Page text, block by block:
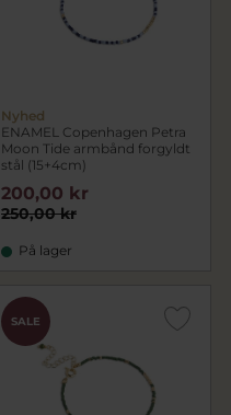
Nyhed
ENAMEL Copenhagen Petra
Moon Tide armbånd forgyldt
stål (15+4cm)
250,00 kr
200,00 kr
På lager
SALE